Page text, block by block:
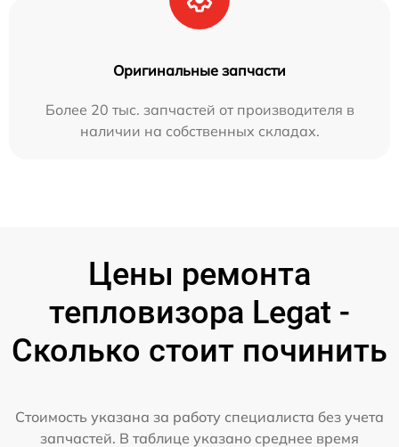
Оригинальные запчасти
Более 20 тыс. запчастей от производителя в
наличии на собственных складах.
Цены ремонта
тепловизора Legat -
Сколько стоит починить
Стоимость указана за работу специалиста без учета
запчастей. В таблице указано среднее время